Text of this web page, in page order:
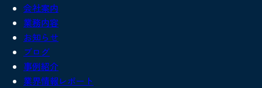
会社案内
業務内容
お知らせ
ブログ
事例紹介
業界情報レポート